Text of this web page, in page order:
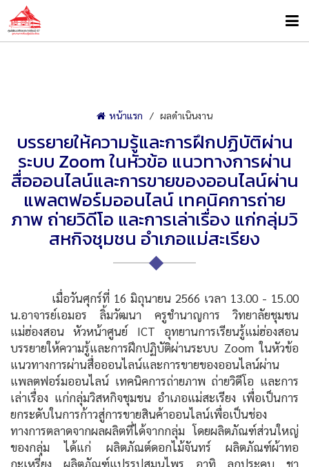
หน้าแรก ผลดำเนินงาน
บรรยายให้ความรู้และการฝึกปฏิบัติผ่าน
ระบบ Zoom ในหัวข้อ แนวทางการผ่าน
สื่อออนไลน์และการขายของออนไลน์ผ่าน
แพลตฟอร์มออนไลน์ เทคนิคการถ่าย
ภาพ ถ่ายวิดีโอ และการเล่าเรื่อง แก่กลุ่มวิ
สหกิจชุมชน อำเภอแม่สะเรียง
เมื่อวันศุกร์ที่ 16 มิถุนายน 2566 เวลา 13.00 - 15.00
น.อาจารย์เอมอร ลิ้มวัฒนา ครูชำนาญการ วิทยาลัยชุมชน
แม่ฮ่องสอน หัวหน้าศูนย์ ICT อุทยานการเรียนรู้แม่ฮ่องสอน
บรรยายให้ความรู้และการฝึกปฏิบัติผ่านระบบ Zoom ในหัวข้อ
แนวทางการผ่านสื่อออนไลน์และการขายของออนไลน์ผ่าน
แพลตฟอร์มออนไลน์ เทคนิคการถ่ายภาพ ถ่ายวิดีโอ และการ
เล่าเรื่อง แก่กลุ่มวิสหกิจชุมชน อำเภอแม่สะเรียง เพื่อเป็นการ
ยกระดับในการก้าวสู่การขายสินค้าออนไลน์เพื่อเป็นช่อง
ทางการตลาดจากผลผลิตที่ได้จากกลุ่ม โดยผลิตภัณฑ์ส่วนใหญ่
ของกลุ่ม ได้แก่ ผลิตภัณต์ดอกไม้จันทร์ ผลิตภัณฑ์ผ้าทอ
กะเหรี่ยง ผลิตภัณฑ์แปรรูปสมุนไพร อาทิ ลูกประคบ ชา